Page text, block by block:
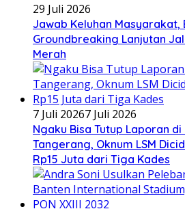
29 Juli 2026
Jawab Keluhan Masyarakat,
Groundbreaking Lanjutan
Merah
7 Juli 20267 Juli 2026
Ngaku Bisa Tutup Laporan
Tangerang, Oknum LSM
Rp15 Juta dari Tiga Kades